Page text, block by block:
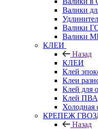
Валики
Валики
Валики
КЛЕИ
Назад
КЛЕИ
Клей
Клеи
Клей для
Клей
Холодная
КРЕПЕЖ
Назад